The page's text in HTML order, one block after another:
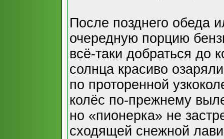
После позднего обеда
очередную порцию
всё-таки добраться до
солнца красиво
по проторенной
колёс по-прежнему
но «пионерка» не
сходящей снежной